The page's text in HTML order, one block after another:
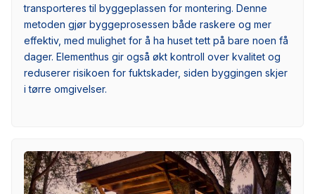
transporteres til byggeplassen for montering. Denne
metoden gjør byggeprosessen både raskere og mer
effektiv, med mulighet for å ha huset tett på bare noen få
dager. Elementhus gir også økt kontroll over kvalitet og
reduserer risikoen for fuktskader, siden byggingen skjer
i tørre omgivelser.